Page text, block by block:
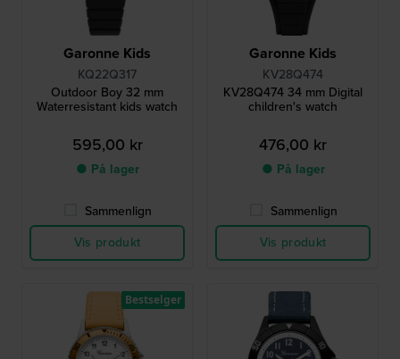
Garonne Kids
KQ22Q317
Outdoor Boy 32 mm
Waterresistant kids watch
595,00 kr
● På lager
Sammenlign
Vis produkt
Garonne Kids
KV28Q474
KV28Q474 34 mm Digital
children's watch
476,00 kr
● På lager
Sammenlign
Vis produkt
Bestselger